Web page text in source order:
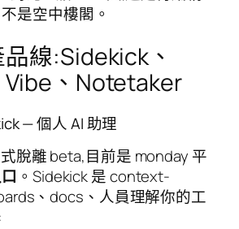
是空中樓閣。
線:Sidekick、
、Notetaker
— 個人 AI 助理
脫離 beta,目前是 monday 平
。Sidekick 是 context-
、docs、人員理解你的工